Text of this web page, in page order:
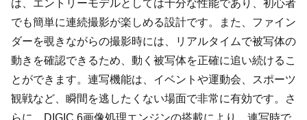
は、エントリーモデルとしては十分な性能であり、初心者
でも簡単に連続撮影が楽しめる設計です。また、ファイン
ダーを覗きながらの撮影時には、リアルタイムで被写体の
動きを確認できるため、動く被写体を正確に追い続けるこ
とができます。連写機能は、イベントや運動会、スポーツ
観戦など、瞬間を逃したくない場面で非常に有効です。さ